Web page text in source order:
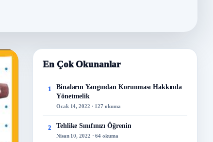
En Çok Okunanlar
1
Binaların Yangından Korunması Hakkında
Yönetmelik
Ocak 14, 2022 · 127 okuma
2 Tehlike Sınıfınızı Öğrenin
Nisan 10, 2022 · 64 okuma